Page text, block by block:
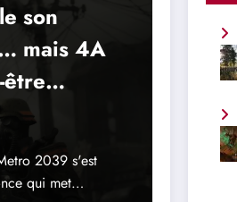
son
mais 4A
être
jeu
2039 s'est
qui met…